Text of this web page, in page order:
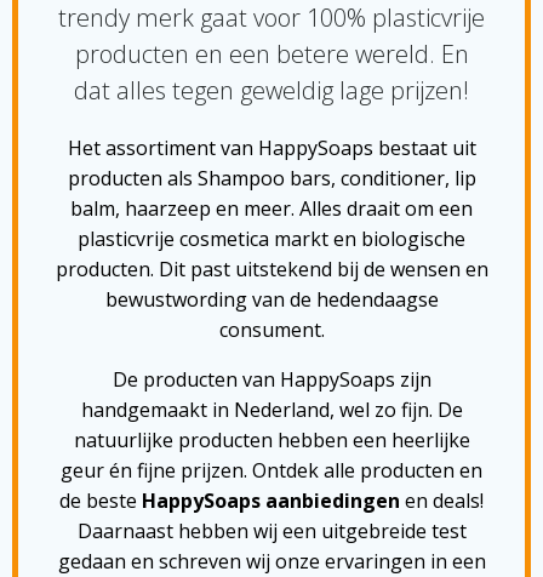
trendy merk gaat voor 100% plasticvrije
producten en een betere wereld. En
dat alles tegen geweldig lage prijzen!
Het assortiment van HappySoaps bestaat uit
producten als Shampoo bars, conditioner, lip
balm, haarzeep en meer. Alles draait om een
plasticvrije cosmetica markt en biologische
producten. Dit past uitstekend bij de wensen en
bewustwording van de hedendaagse
consument.
De producten van HappySoaps zijn
handgemaakt in Nederland, wel zo fijn. De
natuurlijke producten hebben een heerlijke
geur én fijne prijzen. Ontdek alle producten en
de beste HappySoaps aanbiedingen en deals!
Daarnaast hebben wij een uitgebreide test
gedaan en schreven wij onze ervaringen in een